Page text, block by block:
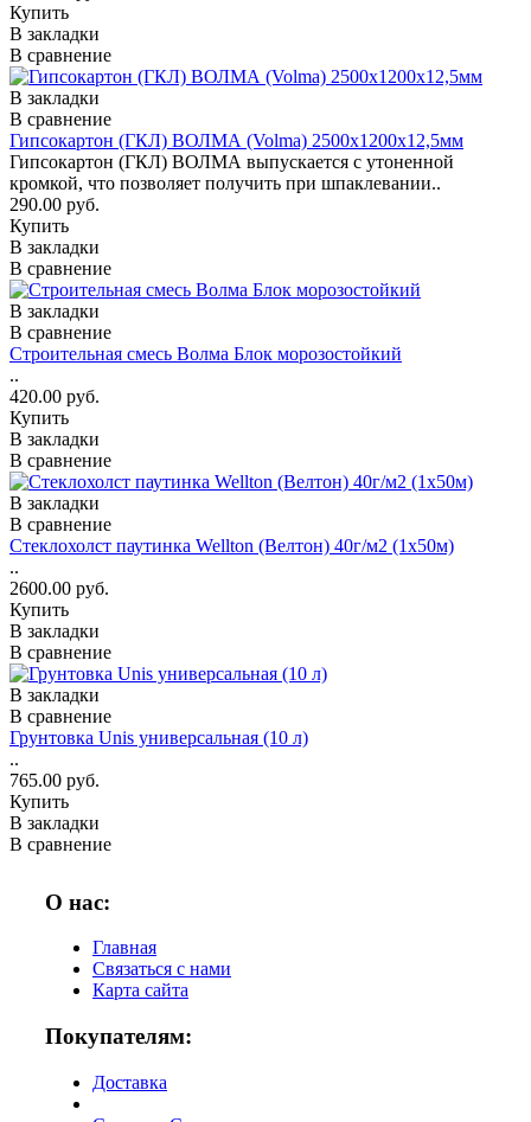
Купить
В закладки
В сравнение
В закладки
В сравнение
Гипсокартон (ГКЛ) ВОЛМА (Volma) 2500х1200х12,5мм
Гипсокартон (ГКЛ) ВОЛМА выпускается с утоненной
кромкой, что позволяет получить при шпаклевании..
290.00 руб.
Купить
В закладки
В сравнение
В закладки
В сравнение
Строительная смесь Волма Блок морозостойкий
..
420.00 руб.
Купить
В закладки
В сравнение
В закладки
В сравнение
Стеклохолст паутинка Wellton (Велтон) 40г/м2 (1x50м)
..
2600.00 руб.
Купить
В закладки
В сравнение
В закладки
В сравнение
Грунтовка Unis универсальная (10 л)
..
765.00 руб.
Купить
В закладки
В сравнение
О нас:
Главная
Связаться с нами
Карта сайта
Покупателям:
Доставка